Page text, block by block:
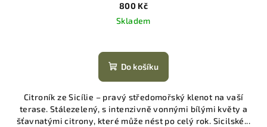
800 Kč
Skladem
Do košíku
Citroník ze Sicílie – pravý středomořský klenot na vaší
terase. Stálezelený, s intenzivně vonnými bílými květy a
šťavnatými citrony, které může nést po celý rok. Sicilské...